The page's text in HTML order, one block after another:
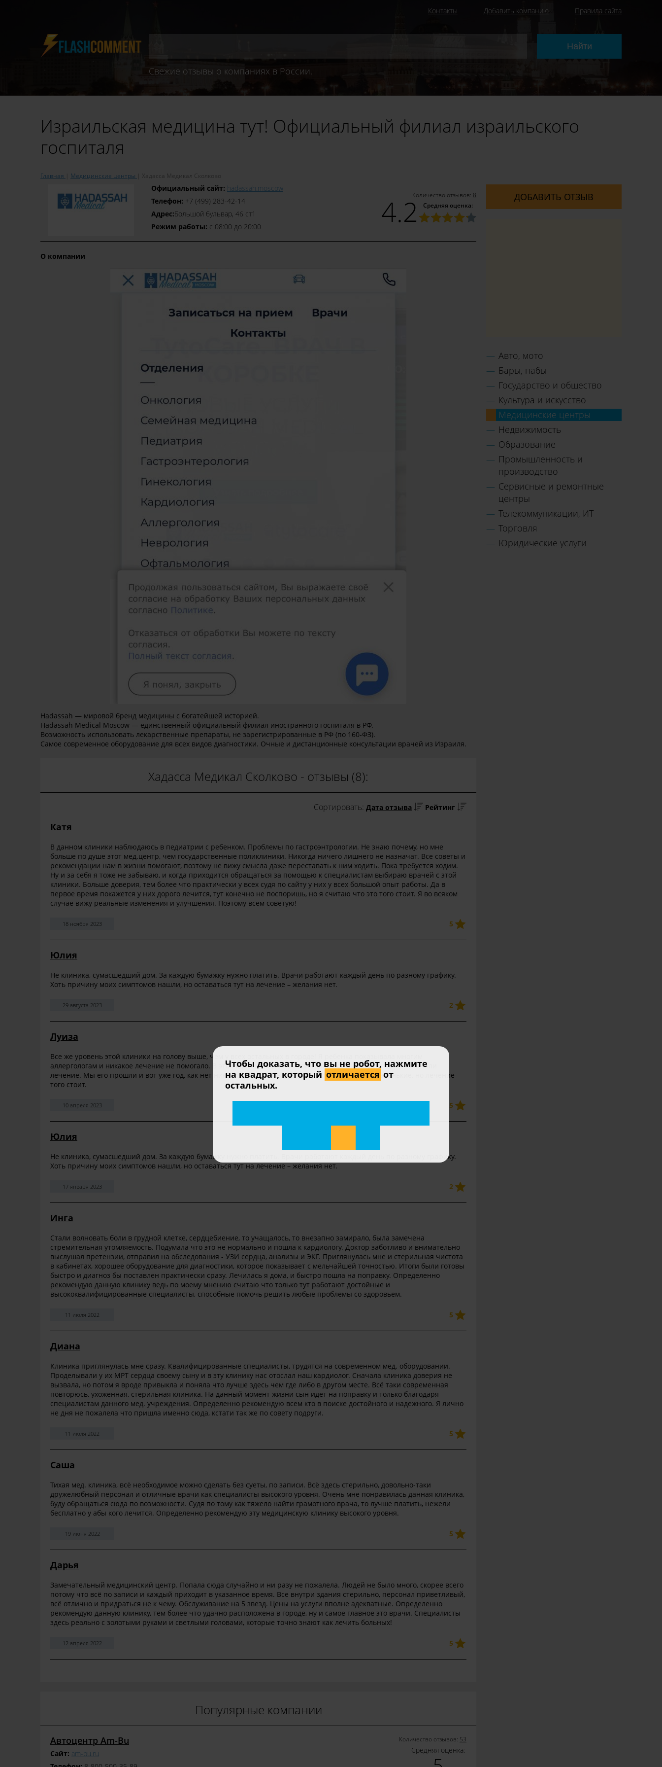
Контакты Добавить компанию Правила сайта
Свежие отзывы о компаниях в России.
Израильская медицина тут! Официальный филиал израильского
госпиталя
Главная Медицинские центры Хадасса Медикал Сколково
Количество отзывов: 8
Средняя оценка:
4.2
Официальный сайт: hadassah.moscow
Телефон: +7 (499) 283‒42‒14
Адрес:​Большой бульвар, 46 ст1
Режим работы: с 08:00 до 20:00
О компании
Hadassah — мировой бренд медицины с богатейшей историей.
Hadassah Medical Moscow — единственный официальный филиал иностранного госпиталя в РФ.
Возможность использовать лекарственные препараты, не зарегистрированные в РФ (по 160-ФЗ).
Самое современное оборудование для всех видов диагностики. Очные и дистанционные консультации врачей из Израиля.
Хадасса Медикал Сколково - отзывы (8):
Сортировать: Дата отзыва Рейтинг
Катя
В данном клиники наблюдаюсь в педиатрии с ребенком. Проблемы по гастроэнтрологии. Не знаю почему, но мне
больше по душе этот мед.центр, чем государственные поликлиники. Никогда ничего лишнего не назначат. Все советы и
рекомендации нам в жизни помогают, поэтому не вижу смысла даже переставать к ним ходить. Пока требуется ходим.
Ну и за себя я тоже не забываю, и когда приходится обращаться за помощью к специалистам выбираю врачей с этой
клиники. Больше доверия, тем более что практически у всех судя по сайту у них у всех большой опыт работы. Да в
первое время покажется у них дорого лечится, тут конечно не поспоришь, но я считаю что это того стоит. Я во всяком
случае вижу реальные изменения и улучшения. Поэтому всем советую!
18 ноября 2023 5
Юлия
Не клиника, сумасшедший дом. За каждую бумажку нужно платить. Врачи работают каждый день по разному графику.
Хоть причину моих симптомов нашли, но оставаться тут на лечение – желания нет.
29 августа 2023 2
Луиза
Все же уровень этой клиники на голову выше, чем у всех остальных в городе! Я ребенка показывала многим
аллергологам и никакое лечение не помогало. В этой клинике мы по новой сдали все анализы и нам назначили
лечение. Мы его прошли и вот уже год, как нет никаких рецидивов у дочки! Да, цены у них не маленькие, но лечение
того стоит.
10 апреля 2023 5
Юлия
Не клиника, сумасшедший дом. За каждую бумажку нужно платить. Врачи работают каждый день по разному графику.
Хоть причину моих симптомов нашли, но оставаться тут на лечение – желания нет.
17 января 2023 2
Инга
Стали волновать боли в грудной клетке, сердцебиение, то учащалось, то внезапно замирало, была замечена
стремительная утомляемость. Подумала что это не нормально и пошла к кардиологу. Доктор заботливо и внимательно
выслушал претензии, отправил на обследования - УЗИ сердца, анализы и ЭКГ. Приглянулась мне и стерильная чистота
в кабинетах, хорошее оборудование для диагностики, которое показывает с мельчайшей точностью. Итоги были готовы
быстро и диагноз бы поставлен практически сразу. Лечилась я дома, и быстро пошла на поправку. Определенно
рекомендую данную клинику ведь по моему мнению считаю что только тут работают достойные и
высококвалифицированные специалисты, способные помочь решить любые проблемы со здоровьем.
11 июля 2022 5
Диана
Клиника приглянулась мне сразу. Квалифицированные специалисты, трудятся на современном мед. оборудовании.
Проделывали у их МРТ сердца своему сыну и в эту клинику нас отослал наш кардиолог. Сначала клиника доверия не
вызвала, но потом я вроде привыкла и поняла что лучше здесь чем где либо в другом месте. Всё таки современная
повторюсь, ухоженная, стерильная клиника. На данный момент жизни сын идет на поправку и только благодаря
специалистам данного мед. учреждения. Определенно рекомендую всем кто в поиске достойного и надежного. Я лично
не дня не пожалела что пришла именно сюда, кстати так же по совету подруги.
11 июля 2022 5
Саша
Тихая мед. клиника, всё необходимое можно сделать без суеты, по записи. Всё здесь стерильно, довольно-таки
дружелюбный персонал и отличные врачи как специалисты высокого уровня. Очень мне понравилась данная клиника,
буду обращаться сюда по возможности. Судя по тому как тяжело найти грамотного врача, то лучше платить, нежели
бесплатно у абы кого лечится. Определенно рекомендую эту медицинскую клинику высокого уровня.
19 июня 2022 5
Дарья
Замечательный медицинский центр. Попала сюда случайно и ни разу не пожалела. Людей не было много, скорее всего
потому что всё по записи и каждый приходит в указанное время. Все внутри здания стерильно, персонал приветливый,
всё отлично и придраться не к чему. Обслуживание на 5 звезд. Цены на услуги вполне адекватные. Определенно
рекомендую данную клинику, тем более что удачно расположена в городе, ну и самое главное это врачи. Специалисты
здесь реально с золотыми руками и светлыми головами, которые точно знают как лечить больных!
12 апреля 2022 5
Популярные компании
Количество отзывов: 53
Средняя оценка:
Автоцентр Am-Bu
Сайт: am-bu.ru
ДОБАВИТЬ ОТЗЫВ
Авто, мото
Бары, пабы
Государство и общество
Культура и искусство
Медицинские центры
Недвижимость
Образование
Промышленность и
производство
Сервисные и ремонтные
центры
Телекоммуникации, ИТ
Торговля
Юридические услуги
Чтобы доказать, что вы не робот, нажмите
на квадрат, который отличается от
остальных.